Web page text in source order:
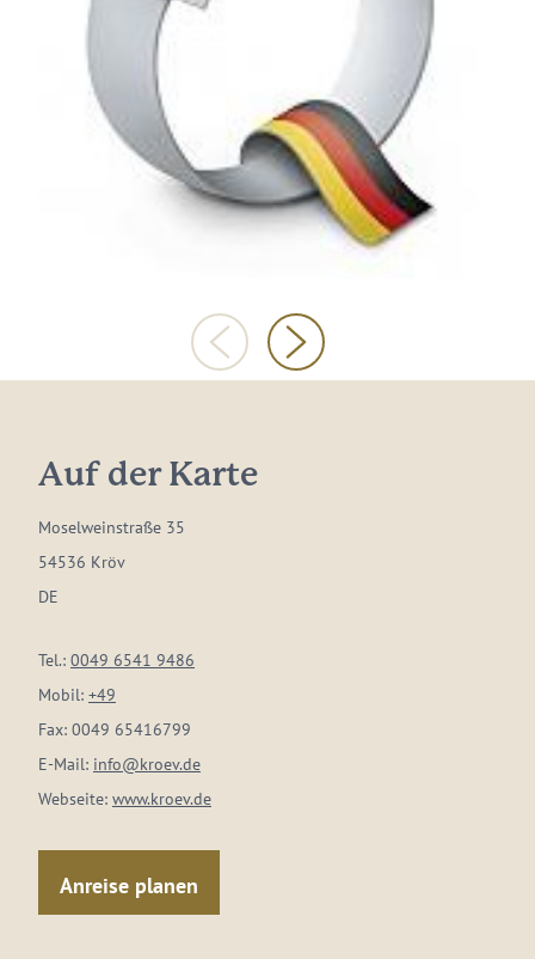
Auf der Karte
Moselweinstraße 35
54536 Kröv
DE
Tel.: 0049 6541 9486
Mobil: +49
Fax: 0049 65416799
E-Mail: info@kroev.de
Webseite: www.kroev.de
Anreise planen